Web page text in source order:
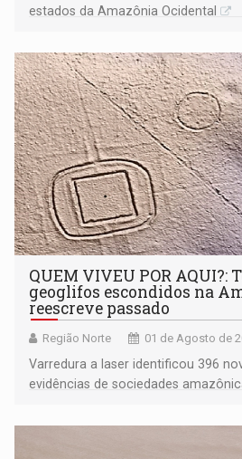
estados da Amazônia Ocidental
QUEM VIVEU POR AQUI?:
geoglifos escondidos na
reescreve passado
Região Norte 01 de Agosto de
Varredura a laser identificou 396
evidências de sociedades